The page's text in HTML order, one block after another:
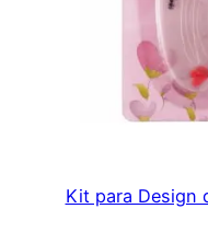
Kit para Design